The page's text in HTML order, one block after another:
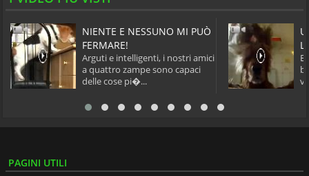
NIENTE E NESSUNO MI PUÒ
FERMARE!
Arguti e intelligenti, i nostri amici
a quattro zampe sono capaci
delle cose pi�...
PAGINI UTILI